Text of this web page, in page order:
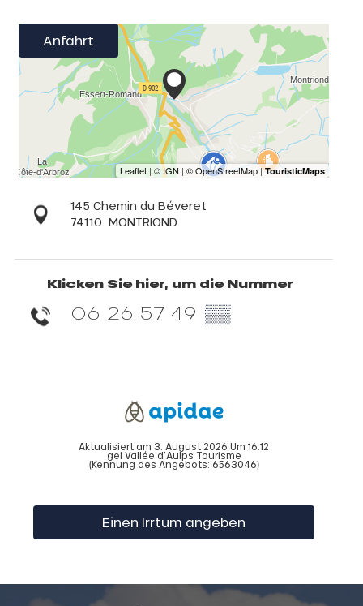
Anfahrt
145 Chemin du Béveret
74110 MONTRIOND
Klicken Sie hier, um die Nummer
06 26 57 49 ▒▒
Aktualisiert am 3. August 2026 Um 16:12
gei Vallée d'Aulps Tourisme
(Kennung des Angebots: 6563046)
Einen Irrtum angeben